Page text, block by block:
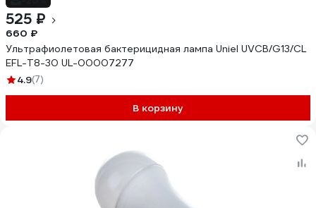
525 ₽
660 ₽
Ультрафиолетовая бактерицидная лампа Uniel UVCB/G13/CL
EFL-T8-30 UL-00007277
4.9(7)
В корзину